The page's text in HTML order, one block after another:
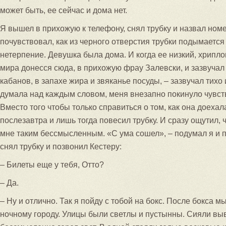
может быть, ее сейчас и дома нет.
Я вышел в прихожую к телефону, снял трубку и назвал
почувствовал, как из черного отверстия трубки
нетерпение. Девушка была дома. И когда ее низкий,
мира донесся сюда, в прихожую фрау Залевски, и зазвучал
кабанов, в запахе жира и звяканье посуды, – зазвучал
думала над каждым словом, меня внезапно покинуло
Вместо того чтобы только справиться о том, как она
послезавтра и лишь тогда повесил трубку. И сразу ощутил,
мне таким бессмысленным. «С ума сошел», – подумал я и
снял трубку и позвонил Кестеру:
– Билеты еще у тебя, Отто?
– Да.
– Ну и отлично. Так я пойду с тобой на бокс. После бокса
ночному городу. Улицы были светлы и пустынны. Сияли